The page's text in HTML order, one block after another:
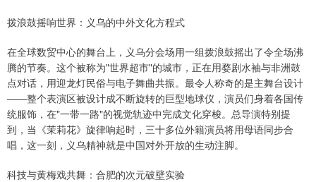
拨浪鼓摇响世界：义乌的中外文化方程式
在全球数贸中心的舞台上，义乌分会场用一组拨浪鼓摇出了令全场沸
腾的节奏。这个被称为"世界超市"的城市，正在用婺剧水袖与非洲鼓
点对话，用迎龙灯民俗与电子舞曲共振。最令人称奇的是主舞台设计
——整个表演区被设计成不断旋转的巨型地球仪，演员们身着各国传
统服饰，在"一带一路"的视觉轨迹中完成文化穿梭。总导演特别提
到，当《茉莉花》旋律响起时，三十多位外籍演员将用母语同步合
唱，这一刻，义乌精神就是中国对外开放的生动注脚。
科技与黄梅戏共舞：合肥的次元破壁实验